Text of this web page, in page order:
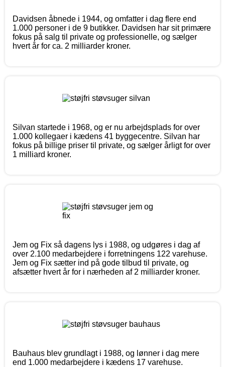
Davidsen åbnede i 1944, og omfatter i dag flere end
1.000 personer i de 9 butikker. Davidsen har sit primære
fokus på salg til private og professionelle, og sælger
hvert år for ca. 2 milliarder kroner.
Silvan startede i 1968, og er nu arbejdsplads for over
1.000 kollegaer i kædens 41 byggecentre. Silvan har
fokus på billige priser til private, og sælger årligt for over
1 milliard kroner.
Jem og Fix så dagens lys i 1988, og udgøres i dag af
over 2.100 medarbejdere i forretningens 122 varehuse.
Jem og Fix sætter ind på gode tilbud til private, og
afsætter hvert år for i nærheden af 2 milliarder kroner.
Bauhaus blev grundlagt i 1988, og lønner i dag mere
end 1.000 medarbejdere i kædens 17 varehuse.